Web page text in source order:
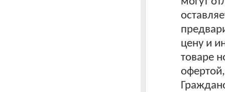
цену и
товаре